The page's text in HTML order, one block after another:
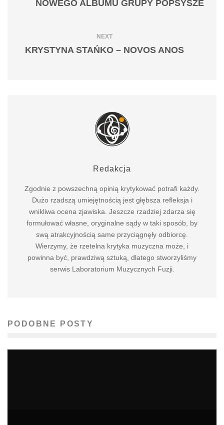
NOWEGO ALBUMU GRUPY POPSYSZE
NEXT
KRYSTYNA STAŃKO – NOVOS ANOS
Redakcja
Zgodnie z powszechną opinią krytykować potrafi każdy.
Dużo rzadszą umiejętnością jest głębsza refleksja i
wnikliwa ocena zjawiska. Jeszcze rzadziej zdarza się
formułować własne, oryginalne sądy w taki sposób, by
swą atrakcyjnością same przyciągnęły odbiorcę.
Wierzymy, że rzetelna krytyka muzyczna może, i
powinna być, prawdziwą sztuką, dlatego stworzyliśmy
serwis Laboratorium Muzycznych Fuzji.
PODOBNE POSTY